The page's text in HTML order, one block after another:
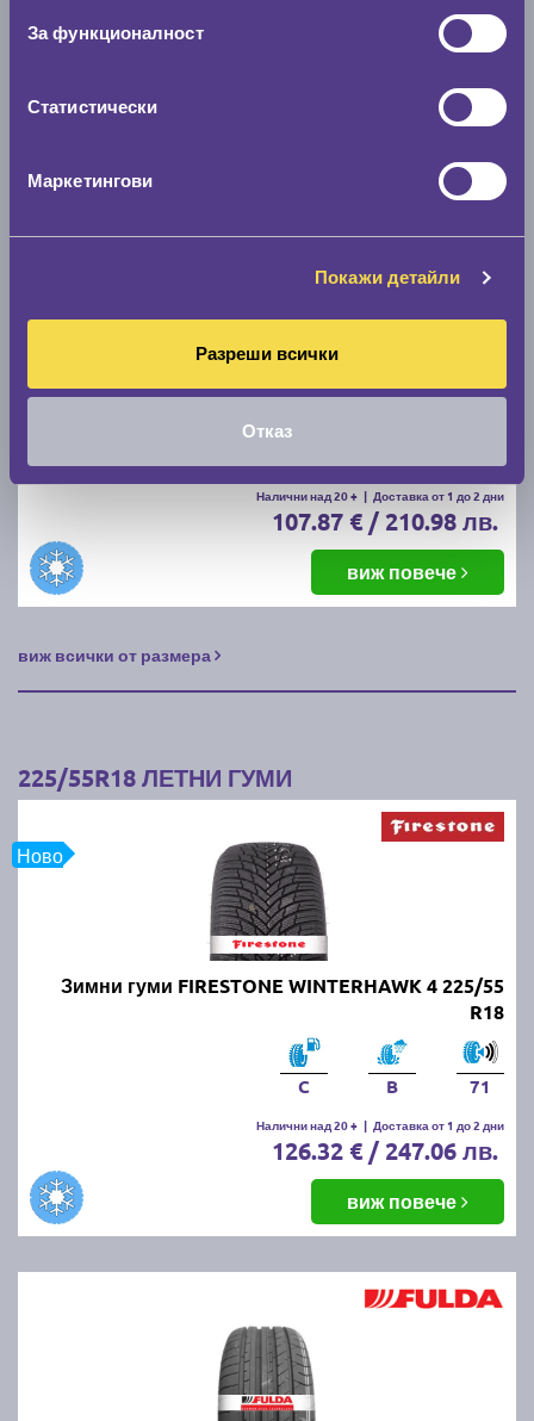
За функционалност
Статистически
Маркетингови
Покажи детайли
Разреши всички
Отказ
Доставка от 1 до 2 дни
63.49 € / 124.18 лв.
виж повече
Зимни гуми CONTINENTAL WinterContact TS 870
205/55 R16
Налични над 20 + | Доставка от 1 до 2 дни
107.87 € / 210.98 лв.
виж повече
виж всички от размера
225/55R18 ЛЕТНИ ГУМИ
Ново
Зимни гуми FIRESTONE WINTERHAWK 4 225/55
R18
C B 71
Налични над 20 + | Доставка от 1 до 2 дни
126.32 € / 247.06 лв.
виж повече